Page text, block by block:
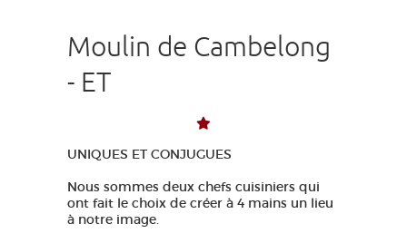
Moulin de Cambelong
- ET
UNIQUES ET CONJUGUES
Nous sommes deux chefs cuisiniers qui
ont fait le choix de créer à 4 mains un lieu
à notre image.